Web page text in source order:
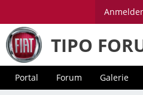
TIPO
Portal Forum Galerie